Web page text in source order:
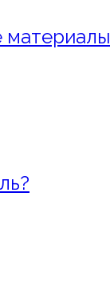
материалы